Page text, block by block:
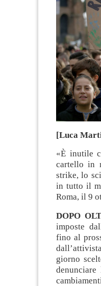
[Luca
«È inutile
cartello in
strike, lo
in tutto il
Roma, il 9
DOPO
imposte
fino al
giorno